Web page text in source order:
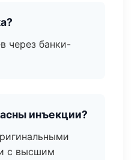
через банки-
инъекции?
с высшим